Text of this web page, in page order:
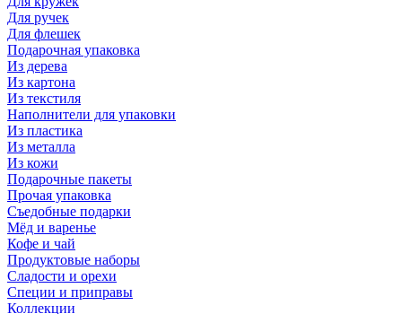
Для ручек
Для флешек
Подарочная упаковка
Из дерева
Из картона
Из текстиля
Наполнители для упаковки
Из пластика
Из металла
Из кожи
Подарочные пакеты
Прочая упаковка
Съедобные подарки
Мёд и варенье
Кофе и чай
Продуктовые наборы
Сладости и орехи
Специи и приправы
Коллекции